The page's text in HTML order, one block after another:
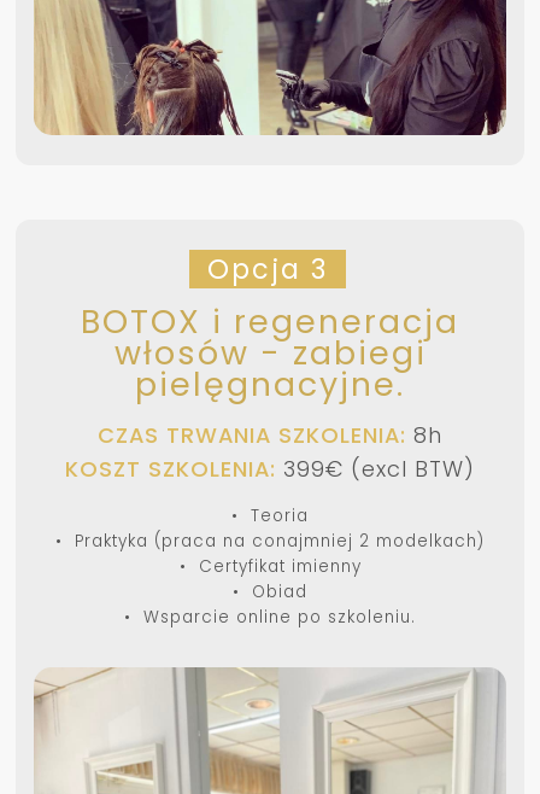
Opcja 3
BOTOX i regeneracja
włosów - zabiegi
pielęgnacyjne.
CZAS TRWANIA SZKOLENIA: 8h
KOSZT SZKOLENIA: 399€ (excl BTW)
• Teoria
• Praktyka (praca na conajmniej 2 modelkach)
• Certyfikat imienny
• Obiad
• Wsparcie online po szkoleniu.